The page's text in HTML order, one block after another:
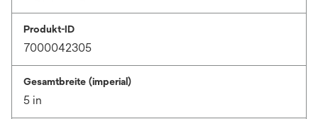
Produkt-ID
7000042305
Gesamtbreite (imperial)
5 in